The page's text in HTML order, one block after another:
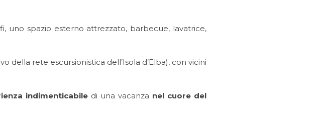
uno spazio esterno attrezzato, barbecue, lavatrice,
della rete escursionistica dell’Isola d’Elba), con vicini
indimenticabiledi una vacanza nel cuore del